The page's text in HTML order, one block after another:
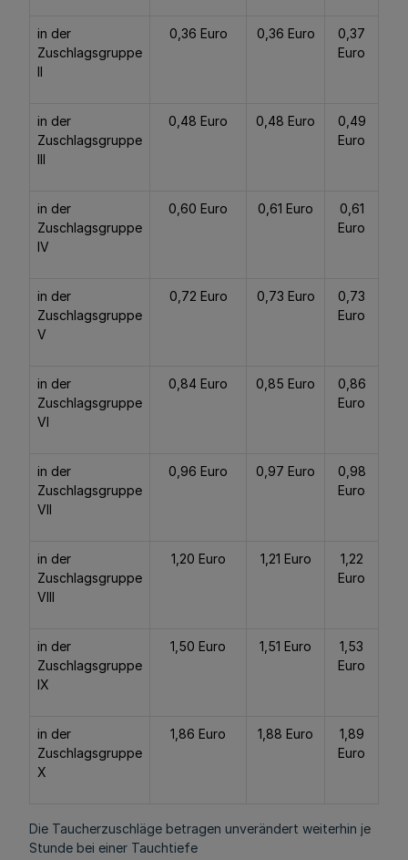
in der
Zuschlagsgruppe
II
0,36 Euro 0,36 Euro
0,37
Euro
in der
Zuschlagsgruppe
III
0,48 Euro 0,48 Euro
0,49
Euro
in der
Zuschlagsgruppe
IV
0,60 Euro 0,61 Euro
0,61
Euro
in der
Zuschlagsgruppe
V
0,72 Euro 0,73 Euro
0,73
Euro
in der
Zuschlagsgruppe
VI
0,84 Euro 0,85 Euro
0,86
Euro
in der
Zuschlagsgruppe
VII
0,96 Euro 0,97 Euro
0,98
Euro
in der
Zuschlagsgruppe
VIII
1,20 Euro 1,21 Euro
1,22
Euro
in der
Zuschlagsgruppe
IX
1,50 Euro 1,51 Euro
1,53
Euro
in der
Zuschlagsgruppe
X
1,86 Euro 1,88 Euro
1,89
Euro
Die Taucherzuschläge betragen unverändert weiterhin je
Stunde bei einer Tauchtiefe